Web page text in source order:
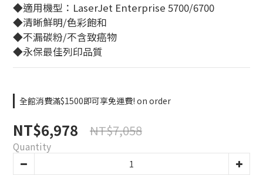
◆適用機型：LaserJet Enterprise 5700/6700
◆清晰鮮明/色彩飽和
◆不漏碳粉/不含致癌物
◆永保最佳列印品質
全館消費滿$1500即可享免運費! on order
NT$6,978 NT$7,058
Quantity